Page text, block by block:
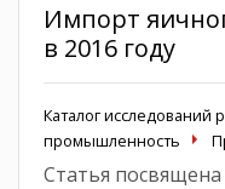
Импорт
в 2016 году
Каталог исследований
промышленность
Статья